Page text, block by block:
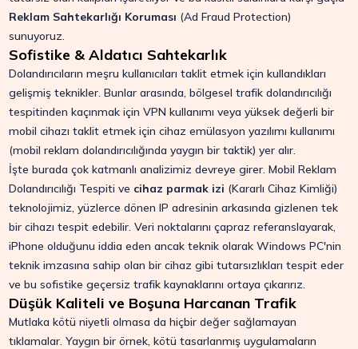
Reklam Sahtekarlığı Koruması (Ad Fraud Protection)
sunuyoruz.
Sofistike & Aldatıcı Sahtekarlık
Dolandırıcıların meşru kullanıcıları taklit etmek için kullandıkları
gelişmiş teknikler. Bunlar arasında, bölgesel trafik dolandırıcılığı
tespitinden kaçınmak için VPN kullanımı veya yüksek değerli bir
mobil cihazı taklit etmek için cihaz emülasyon yazılımı kullanımı
(mobil reklam dolandırıcılığında yaygın bir taktik) yer alır.
İşte burada çok katmanlı analizimiz devreye girer. Mobil Reklam
Dolandırıcılığı Tespiti ve cihaz parmak izi (Kararlı Cihaz Kimliği)
teknolojimiz, yüzlerce dönen IP adresinin arkasında gizlenen tek
bir cihazı tespit edebilir. Veri noktalarını çapraz referanslayarak,
iPhone olduğunu iddia eden ancak teknik olarak Windows PC'nin
teknik imzasına sahip olan bir cihaz gibi tutarsızlıkları tespit eder
ve bu sofistike geçersiz trafik kaynaklarını ortaya çıkarırız.
Düşük Kaliteli ve Boşuna Harcanan Trafik
Mutlaka kötü niyetli olmasa da hiçbir değer sağlamayan
tıklamalar. Yaygın bir örnek, kötü tasarlanmış uygulamaların